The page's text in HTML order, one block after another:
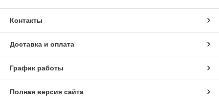
Контакты
Доставка и оплата
График работы
Полная версия сайта